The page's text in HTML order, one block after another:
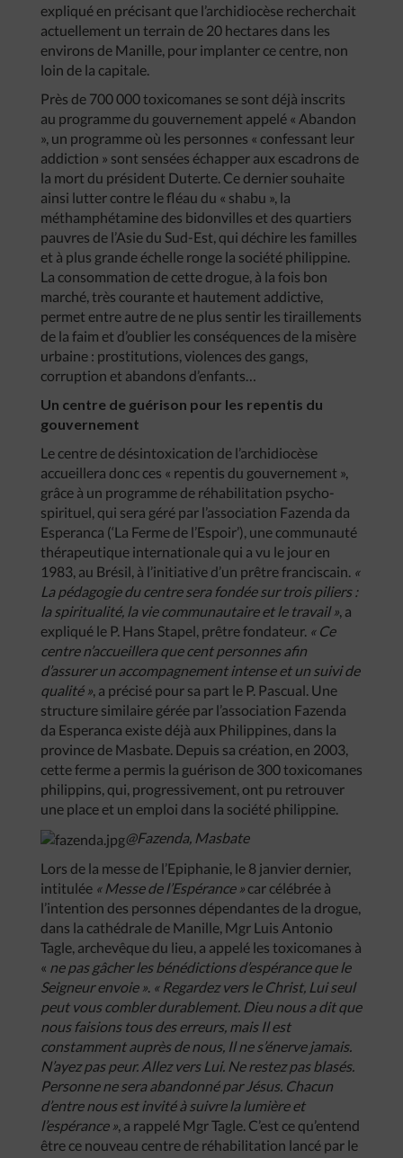
expliqué en précisant que l’archidiocèse recherchait
actuellement un terrain de 20 hectares dans les
environs de Manille, pour implanter ce centre, non
loin de la capitale.
Près de 700 000 toxicomanes se sont déjà inscrits
au programme du gouvernement appelé « Abandon
», un programme où les personnes « confessant leur
addiction » sont sensées échapper aux escadrons de
la mort du président Duterte. Ce dernier souhaite
ainsi lutter contre le fléau du « shabu », la
méthamphétamine des bidonvilles et des quartiers
pauvres de l’Asie du Sud-Est, qui déchire les familles
et à plus grande échelle ronge la société philippine.
La consommation de cette drogue, à la fois bon
marché, très courante et hautement addictive,
permet entre autre de ne plus sentir les tiraillements
de la faim et d’oublier les conséquences de la misère
urbaine : prostitutions, violences des gangs,
corruption et abandons d’enfants…
Un centre de guérison pour les repentis du
gouvernement
Le centre de désintoxication de l’archidiocèse
accueillera donc ces « repentis du gouvernement »,
grâce à un programme de réhabilitation psycho-
spirituel, qui sera géré par l’association Fazenda da
Esperanca (‘La Ferme de l’Espoir’), une communauté
thérapeutique internationale qui a vu le jour en
1983, au Brésil, à l’initiative d’un prêtre franciscain. «
La pédagogie du centre sera fondée sur trois piliers :
la spiritualité, la vie communautaire et le travail », a
expliqué le P. Hans Stapel, prêtre fondateur. « Ce
centre n’accueillera que cent personnes afin
d’assurer un accompagnement intense et un suivi de
qualité », a précisé pour sa part le P. Pascual. Une
structure similaire gérée par l’association Fazenda
da Esperanca existe déjà aux Philippines, dans la
province de Masbate. Depuis sa création, en 2003,
cette ferme a permis la guérison de 300 toxicomanes
philippins, qui, progressivement, ont pu retrouver
une place et un emploi dans la société philippine.
@Fazenda, Masbate
Lors de la messe de l’Epiphanie, le 8 janvier dernier,
intitulée « Messe de l’Espérance » car célébrée à
l’intention des personnes dépendantes de la drogue,
dans la cathédrale de Manille, Mgr Luis Antonio
Tagle, archevêque du lieu, a appelé les toxicomanes à
« ne pas gâcher les bénédictions d’espérance que le
Seigneur envoie ». « Regardez vers le Christ, Lui seul
peut vous combler durablement. Dieu nous a dit que
nous faisions tous des erreurs, mais Il est
constamment auprès de nous, Il ne s’énerve jamais.
N’ayez pas peur. Allez vers Lui. Ne restez pas blasés.
Personne ne sera abandonné par Jésus. Chacun
d’entre nous est invité à suivre la lumière et
l’espérance », a rappelé Mgr Tagle. C’est ce qu’entend
être ce nouveau centre de réhabilitation lancé par le